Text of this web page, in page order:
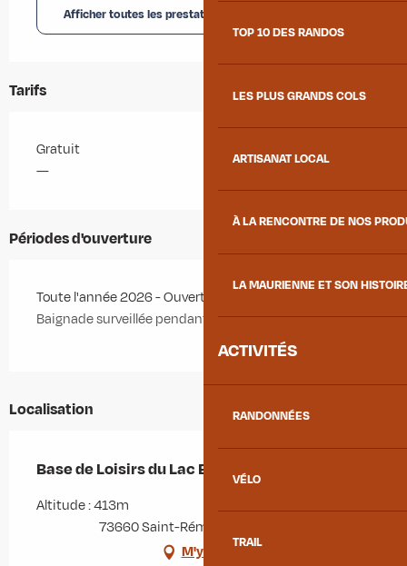
TOP 10 DES RANDOS
LES PLUS GRANDS COLS
ARTISANAT LOCAL
À LA RENCONTRE DE NOS
LA MAURIENNE ET SON
ACTIVITÉS
RANDONNÉES
VÉLO
TRAIL
Afficher toutes les prestations
Tarifs
Gratuit
—
Périodes d'ouverture
Toute l'année 2026 - Ouvert tous les jours
Baignade surveillée pendant l'été.
Localisation
Base de Loisirs du Lac Bleu
Altitude : 413m
73660 Saint-Rémy-de-Maurienne
M'y rendre